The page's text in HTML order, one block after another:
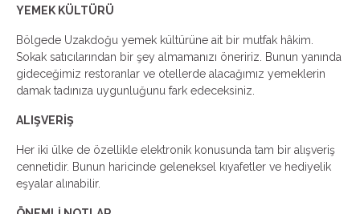
YEMEK KÜLTÜRÜ
Bölgede Uzakdoğu yemek kültürüne ait bir mutfak hâkim.
Sokak satıcılarından bir şey almamanızı öneririz. Bunun yanında
gideceğimiz restoranlar ve otellerde alacağımız yemeklerin
damak tadınıza uygunluğunu fark edeceksiniz.
ALIŞVERİŞ
Her iki ülke de özellikle elektronik konusunda tam bir alışveriş
cennetidir. Bunun haricinde geleneksel kıyafetler ve hediyelik
eşyalar alınabilir.